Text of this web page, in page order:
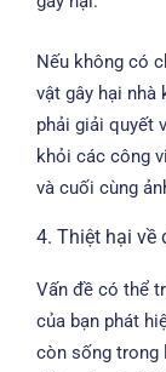
Nếu không có
vật gây hại nhà
phải giải quyết
khỏi các công
và cuối cùng
4. Thiệt hại về
Vấn đề có thể
của bạn phát
còn sống trong